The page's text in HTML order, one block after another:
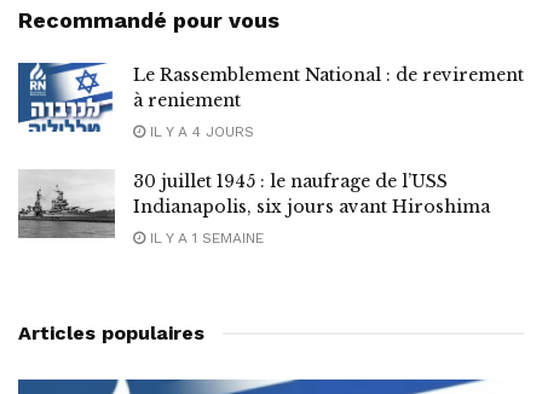
Recommandé pour vous
Le Rassemblement National : de revirement
à reniement
IL Y A 4 JOURS
30 juillet 1945 : le naufrage de l’USS
Indianapolis, six jours avant Hiroshima
IL Y A 1 SEMAINE
Articles populaires